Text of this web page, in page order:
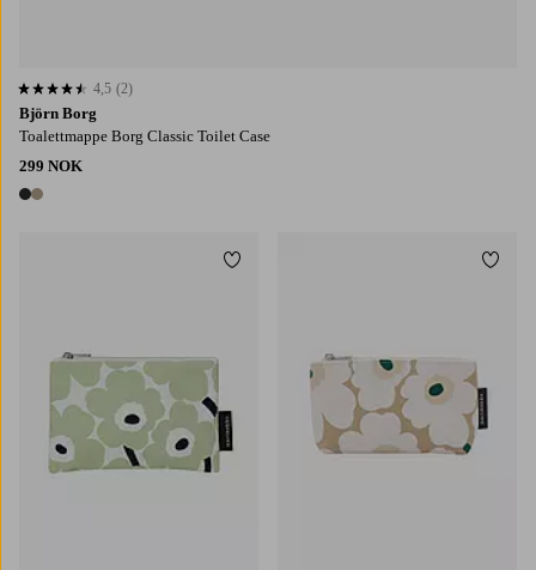
Björn Borg
Toalettmappe Borg Classic Toilet Case
299 NOK
2 farger
4,5 basert på 2 karaktergivninger
4,5 (2)
Legg til favoritter